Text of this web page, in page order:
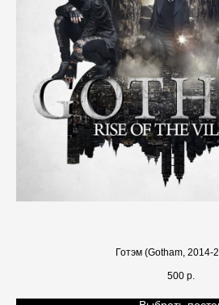
Готэм (Gotham, 2014-
500 р.